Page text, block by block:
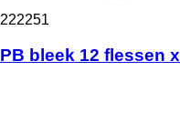
222251
PB bleek 12 flessen